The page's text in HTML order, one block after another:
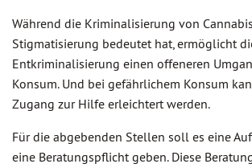
Während die Kriminalisierung von
Stigmatisierung bedeutet hat, ermöglicht
Entkriminalisierung einen offeneren
Konsum. Und bei gefährlichem Konsum
Zugang zur Hilfe erleichtert werden.
Für die abgebenden Stellen soll es eine
eine Beratungspflicht geben. Diese